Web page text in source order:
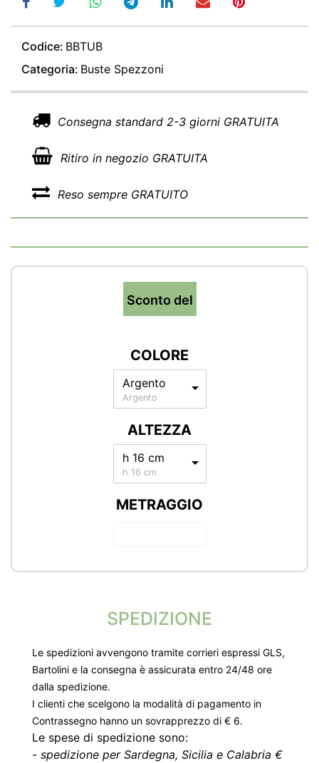
Codice: BBTUB
Categoria: Buste Spezzoni
Consegna standard 2-3 giorni GRATUITA
Ritiro in negozio GRATUITA
Reso sempre GRATUITO
Sconto del
COLORE
Argento
Argento
ALTEZZA
h 16 cm
h 16 cm
METRAGGIO
SPEDIZIONE
Le spedizioni avvengono tramite corrieri espressi GLS,
Bartolini e la consegna è assicurata entro 24/48 ore
dalla spedizione.
I clienti che scelgono la modalità di pagamento in
Contrassegno hanno un sovrapprezzo di € 6.
Le spese di spedizione sono:
- spedizione per Sardegna, Sicilia e Calabria €